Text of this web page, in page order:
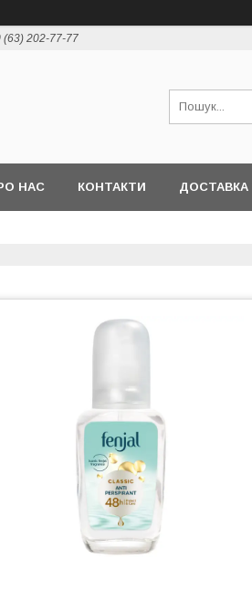
(63) 202-77-77
НАС КОНТАКТИ ДОСТАВКА